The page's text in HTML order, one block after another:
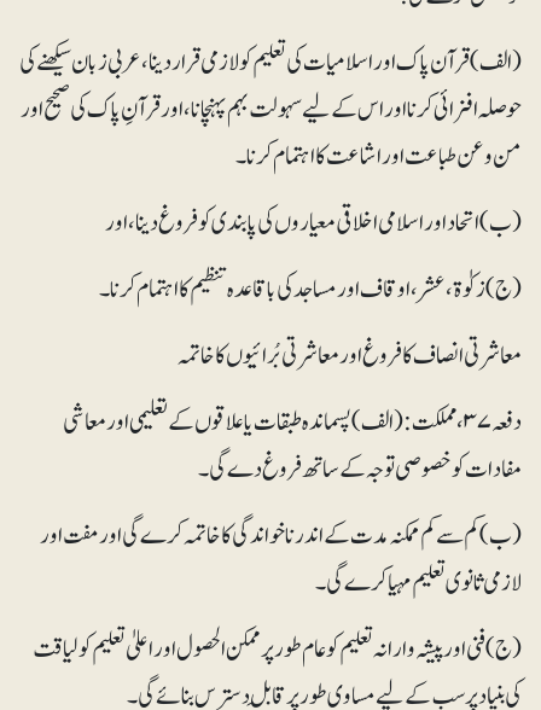
(الف) قرآن پاک اور اسلامیات کی تعلیم کو لازمی قراردینا، عربی زبان سیکھنے کی
حوصلہ افزائی کرنا اور اس کے لیے سہولت بہم پہنچانا، اورقرآنِ پاک کی صحیح اور
من و عن طباعت اور اشاعت کا اہتمام کرنا۔
(ب) اتحاد اور اسلامی اخلاقی معیاروں کی پابندی کو فروغ دینا، اور
(ج) زکوٰۃ، عشر ، اوقاف اور مساجد کی باقاعدہ تنظیم کا اہتمام کرنا۔
معاشرتی انصاف کا فروغ اور معاشرتی بُرائیوں کا خاتمہ
دفعہ ۳۷، مملکت:(الف) پسماندہ طبقات یا علاقوں کے تعلیمی اور معاشی
مفادات کو خصوصی توجہ کے ساتھ فروغ دے گی۔
(ب) کم سے کم ممکنہ مدت کے اندر ناخواندگی کا خاتمہ کرے گی اور مفت اور
لازمی ثانوی تعلیم مہیا کرے گی۔
(ج) فنی اور پیشہ وارانہ تعلیم کو عام طور پر ممکن الحصول اور اعلیٰ تعلیم کو لیاقت
کی بنیاد پر سب کے لیے مساوی طور پر قابلِ دسترس بنائے گی۔